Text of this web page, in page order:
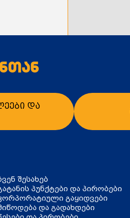
და
შესახებ
პუნქტები და პირობები
გაყიდვები
და გადახდები